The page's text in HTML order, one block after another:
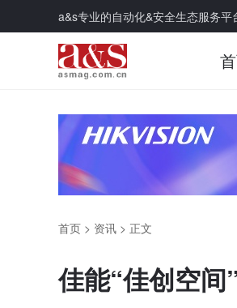
a&s专业的自动化&安全生态服务平
首页 > 资讯 > 正文
佳能“佳创空